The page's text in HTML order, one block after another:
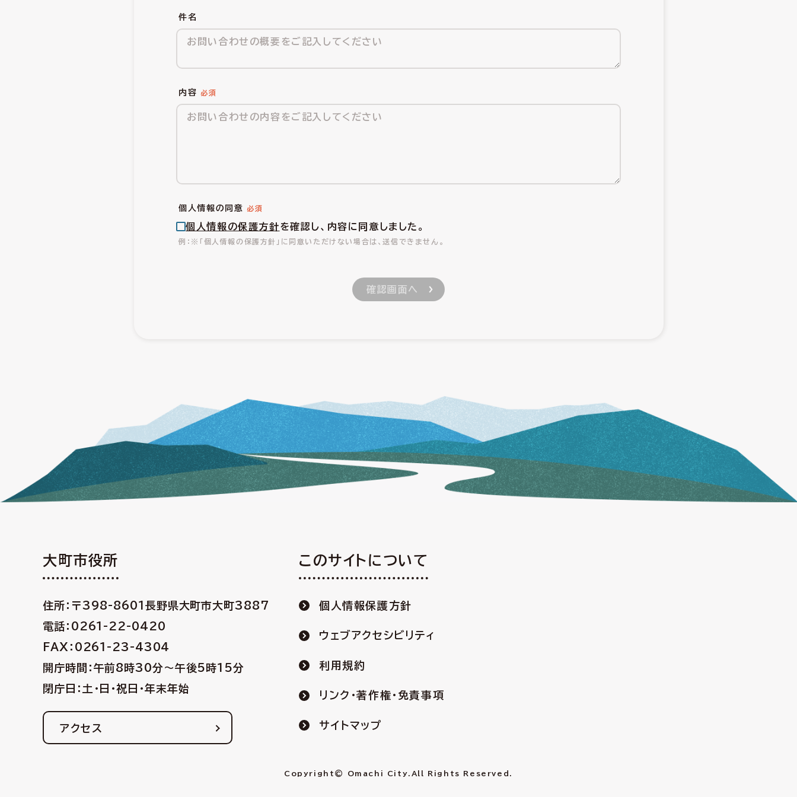
件名
内容
個人情報の同意
個人情報の保護方針を確認し、内容に同意しました。
※「個人情報の保護方針」に同意いただけない場合は、送信できません。
大町市役所
住所：〒398-8601 長野県大町市大町3887
電話：0261-22-0420
FAX：0261-23-4304
開庁時間：午前8時30分〜午後5時15分
閉庁日：土・日・祝日・年末年始
アクセス
このサイトについて
個人情報保護方針
ウェブアクセシビリティ
利用規約
リンク・著作権・免責事項
サイトマップ
Copyright© Omachi City. All Rights Reserved.